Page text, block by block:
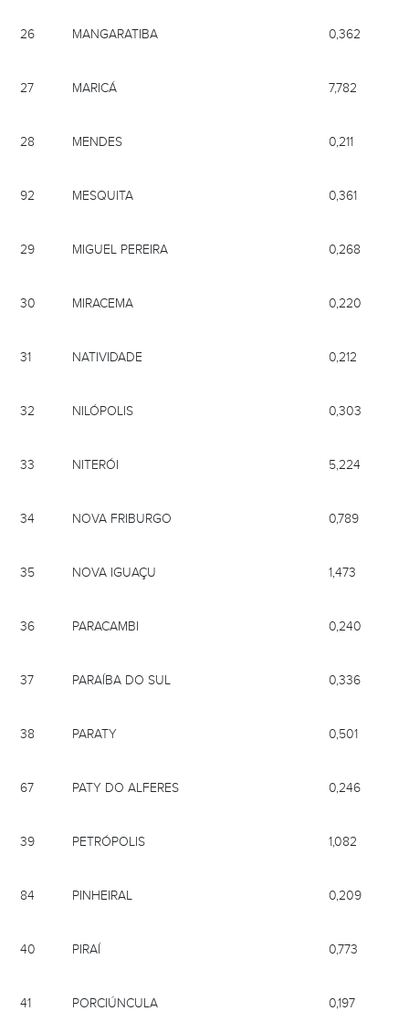
26 MANGARATIBA 0,362
27 MARICÁ 7,782
28 MENDES 0,211
92 MESQUITA 0,361
29 MIGUEL PEREIRA 0,268
30 MIRACEMA 0,220
31 NATIVIDADE 0,212
32 NILÓPOLIS 0,303
33 NITERÓI 5,224
34 NOVA FRIBURGO 0,789
35 NOVA IGUAÇU 1,473
36 PARACAMBI 0,240
37 PARAÍBA DO SUL 0,336
38 PARATY 0,501
67 PATY DO ALFERES 0,246
39 PETRÓPOLIS 1,082
84 PINHEIRAL 0,209
40 PIRAÍ 0,773
41 PORCIÚNCULA 0,197